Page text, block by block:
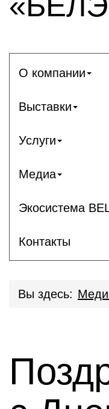
О компании
Выставки
Услуги
Медиа
Экосистема
Контакты
Вы здесь: